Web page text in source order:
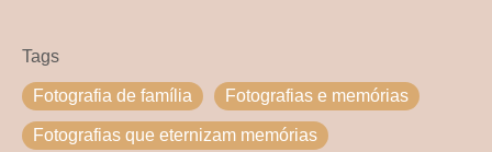
Tags
Fotografia de família Fotografias e memórias
Fotografias que eternizam memórias